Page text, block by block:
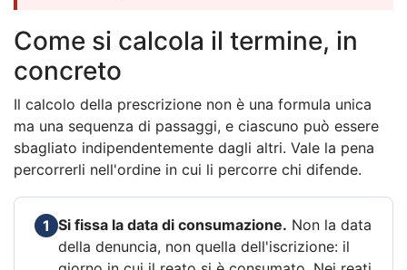
Come si calcola il termine, in
concreto
Il calcolo della prescrizione non è una formula unica
ma una sequenza di passaggi, e ciascuno può essere
sbagliato indipendentemente dagli altri. Vale la pena
percorrerli nell'ordine in cui li percorre chi difende.
1 Si fissa la data di consumazione. Non la data
della denuncia, non quella dell'iscrizione: il